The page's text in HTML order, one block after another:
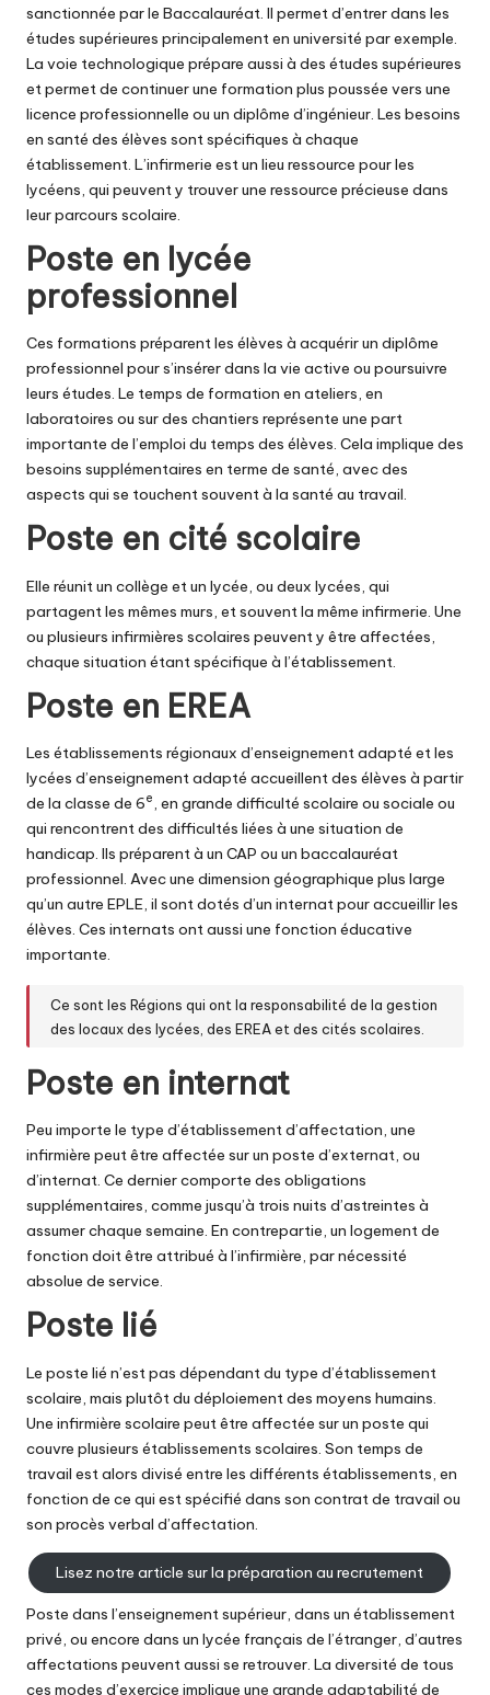
sanctionnée par le Baccalauréat. Il permet d’entrer dans les
études supérieures principalement en université par exemple.
La voie technologique prépare aussi à des études supérieures
et permet de continuer une formation plus poussée vers une
licence professionnelle ou un diplôme d’ingénieur. Les besoins
en santé des élèves sont spécifiques à chaque
établissement. L’infirmerie est un lieu ressource pour les
lycéens, qui peuvent y trouver une ressource précieuse dans
leur parcours scolaire.
Poste en lycée
professionnel
Ces formations préparent les élèves à acquérir un diplôme
professionnel pour s’insérer dans la vie active ou poursuivre
leurs études. Le temps de formation en ateliers, en
laboratoires ou sur des chantiers représente une part
importante de l’emploi du temps des élèves. Cela implique des
besoins supplémentaires en terme de santé, avec des
aspects qui se touchent souvent à la santé au travail.
Poste en cité scolaire
Elle réunit un collège et un lycée, ou deux lycées, qui
partagent les mêmes murs, et souvent la même infirmerie. Une
ou plusieurs infirmières scolaires peuvent y être affectées,
chaque situation étant spécifique à l’établissement.
Poste en EREA
Les établissements régionaux d’enseignement adapté et les
lycées d’enseignement adapté accueillent des élèves à partir
de la classe de 6e, en grande difficulté scolaire ou sociale ou
qui rencontrent des difficultés liées à une situation de
handicap. Ils préparent à un CAP ou un baccalauréat
professionnel. Avec une dimension géographique plus large
qu’un autre EPLE, il sont dotés d’un internat pour accueillir les
élèves. Ces internats ont aussi une fonction éducative
importante.
Ce sont les Régions qui ont la responsabilité de la gestion
des locaux des lycées, des EREA et des cités scolaires.
Poste en internat
Peu importe le type d’établissement d’affectation, une
infirmière peut être affectée sur un poste d’externat, ou
d’internat. Ce dernier comporte des obligations
supplémentaires, comme jusqu’à trois nuits d’astreintes à
assumer chaque semaine. En contrepartie, un logement de
fonction doit être attribué à l’infirmière, par nécessité
absolue de service.
Poste lié
Le poste lié n’est pas dépendant du type d’établissement
scolaire, mais plutôt du déploiement des moyens humains.
Une infirmière scolaire peut être affectée sur un poste qui
couvre plusieurs établissements scolaires. Son temps de
travail est alors divisé entre les différents établissements, en
fonction de ce qui est spécifié dans son contrat de travail ou
son procès verbal d’affectation.
Lisez notre article sur la préparation au recrutement
Poste dans l’enseignement supérieur, dans un établissement
privé, ou encore dans un lycée français de l’étranger, d’autres
affectations peuvent aussi se retrouver. La diversité de tous
ces modes d’exercice implique une grande adaptabilité de